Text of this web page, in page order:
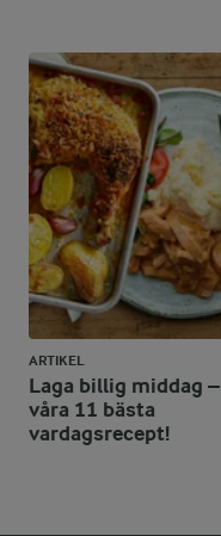
ARTIKEL
Laga billig middag –
våra 11 bästa
vardagsrecept!